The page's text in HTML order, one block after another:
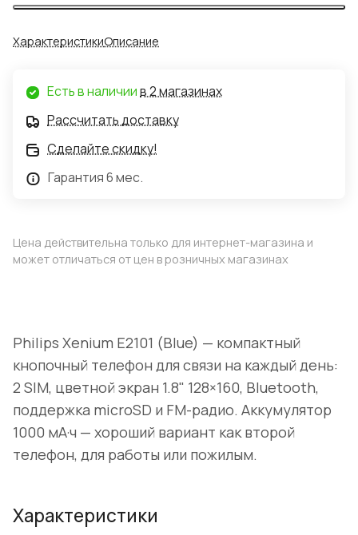
ХарактеристикиОписание
Есть в наличиив 2 магазинах
Рассчитать доставку
Сделайте скидку!
Гарантия 6 мес.
Цена действительна только для интернет-магазина и
может отличаться от цен в розничных магазинах
Philips Xenium E2101 (Blue) — компактный
кнопочный телефон для связи на каждый день:
2 SIM, цветной экран 1.8" 128×160, Bluetooth,
поддержка microSD и FM-радио. Аккумулятор
1000 мА·ч — хороший вариант как второй
телефон, для работы или пожилым.
Характеристики